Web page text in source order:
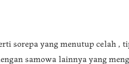
sorepa yang menutup celah ,
samowa lainnya yang